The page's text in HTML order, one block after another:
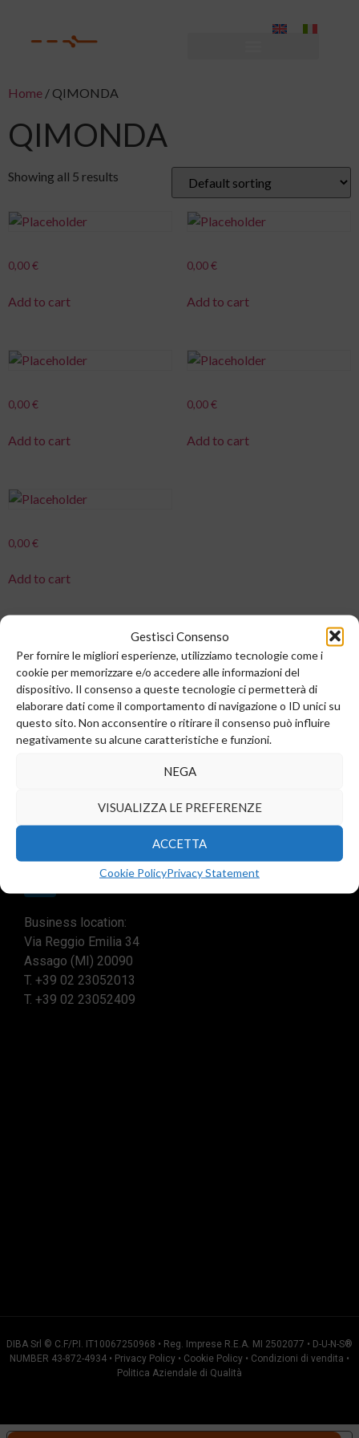
Gestisci Consenso
Per fornire le migliori esperienze, utilizziamo tecnologie come i
cookie per memorizzare e/o accedere alle informazioni del
dispositivo. Il consenso a queste tecnologie ci permetterà di
elaborare dati come il comportamento di navigazione o ID unici su
questo sito. Non acconsentire o ritirare il consenso può influire
negativamente su alcune caratteristiche e funzioni.
NEGA
VISUALIZZA LE PREFERENZE
ACCETTA
Cookie PolicyPrivacy Statement
Home / QIMONDA
QIMONDA
Showing all 5 results
0,00€
Add to cart
0,00€
Add to cart
0,00€
Add to cart
0,00€
Add to cart
0,00€
Add to cart
Arese (MI) 20044
info@diba-srl.com
Business location:
Via Reggio Emilia 34
Assago (MI) 20090
T. +39 02 23052013
T. +39 02 23052409
DIBA Srl © C.F/P.I. IT10067250968 • Reg. Imprese R.E.A. MI 2502077 • D-U-N-S®
NUMBER 43-872-4934 • Privacy Policy • Cookie Policy • Condizioni di vendita •
Politica Aziendale di Qualità